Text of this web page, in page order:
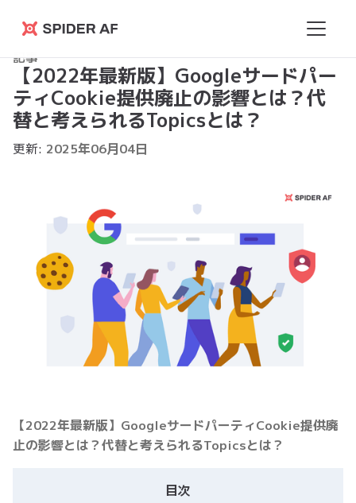
Spider
AF
記事
【2022年最新版】Googleサードパー
ティCookie提供廃止の影響とは？代
替と考えられるTopicsとは？
更新: 2025年06月04日
【2022年最新版】GoogleサードパーティCookie提供廃
止の影響とは？代替と考えられるTopicsとは？
目次